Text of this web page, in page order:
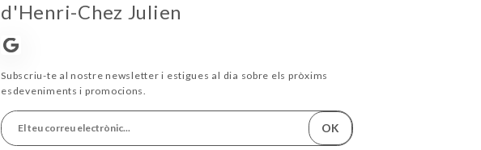
d'Henri-Chez Julien
Subscriu-te al nostre newsletter i estigues al dia sobre els pròxims
esdeveniments i promocions.
OK